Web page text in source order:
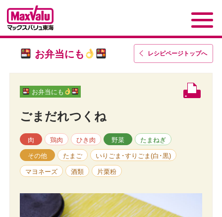
レシピページトップへ
お弁当にも
お弁当にも
ごまだれつくね
肉 鶏肉 ひき肉 野菜 たまねぎ
その他 たまご いりごま･すりごま(白･黒)
マヨネーズ 酒類 片栗粉